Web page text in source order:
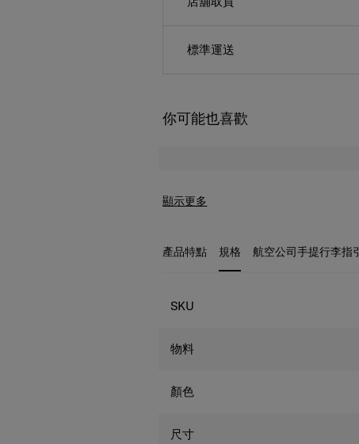
標準運送
你可能也喜歡
顯示更多
產品特點 規格 航空公司手提行李指引
規格
SKU
物料
顏色
尺寸